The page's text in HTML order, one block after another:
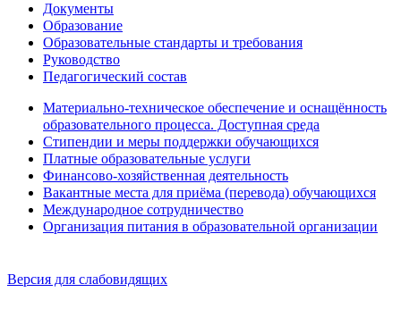
Документы
Образование
Образовательные стандарты и требования
Руководство
Педагогический состав
Материально-техническое обеспечение и оснащённость
образовательного процесса. Доступная среда
Стипендии и меры поддержки обучающихся
Платные образовательные услуги
Финансово-хозяйственная деятельность
Вакантные места для приёма (перевода) обучающихся
Международное сотрудничество
Организация питания в образовательной организации
Версия для слабовидящих